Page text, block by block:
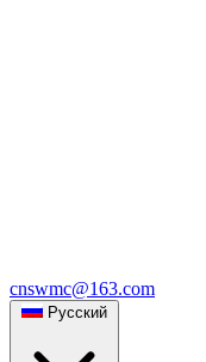
cnswmc@163.com
Русский